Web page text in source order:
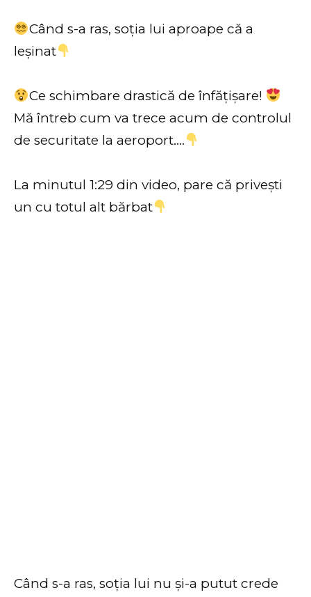
Când s-a ras, soția lui aproape că a
leșinat
Ce schimbare drastică de înfățișare!
Mă întreb cum va trece acum de controlul
de securitate la aeroport….
La minutul 1:29 din video, pare că privești
un cu totul alt bărbat
Când s-a ras, soția lui nu și-a putut crede